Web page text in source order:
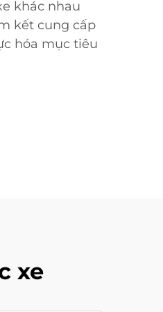
khác nhau
kết cung cấp
hóa mục tiêu
xe